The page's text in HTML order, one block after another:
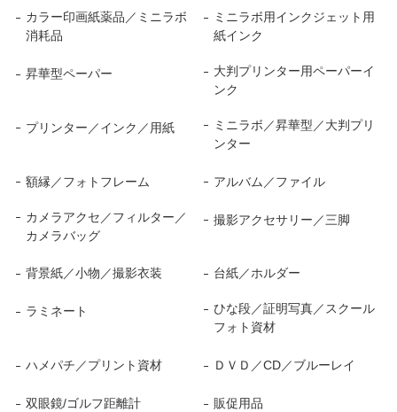
カラー印画紙薬品／ミニラボ
消耗品
ミニラボ用インクジェット用
紙インク
昇華型ペーパー
大判プリンター用ペーパーイ
ンク
プリンター／インク／用紙
ミニラボ／昇華型／大判プリ
ンター
額縁／フォトフレーム アルバム／ファイル
カメラアクセ／フィルター／
カメラバッグ
撮影アクセサリー／三脚
背景紙／小物／撮影衣装 台紙／ホルダー
ラミネート
ひな段／証明写真／スクール
フォト資材
ハメパチ／プリント資材 ＤＶＤ／CD／ブルーレイ
双眼鏡/ゴルフ距離計 販促用品